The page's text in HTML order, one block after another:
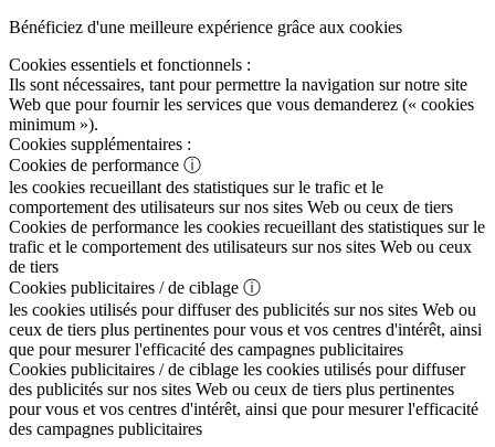
Bénéficiez d'une meilleure expérience grâce aux cookies
Cookies essentiels et fonctionnels :
Ils sont nécessaires, tant pour permettre la navigation sur notre site
Web que pour fournir les services que vous demanderez (« cookies
minimum »).
Cookies supplémentaires :
Cookies de performance ⓘ
les cookies recueillant des statistiques sur le trafic et le
comportement des utilisateurs sur nos sites Web ou ceux de tiers
Cookies de performance les cookies recueillant des statistiques sur le
trafic et le comportement des utilisateurs sur nos sites Web ou ceux
de tiers
Cookies publicitaires / de ciblage ⓘ
les cookies utilisés pour diffuser des publicités sur nos sites Web ou
ceux de tiers plus pertinentes pour vous et vos centres d'intérêt, ainsi
que pour mesurer l'efficacité des campagnes publicitaires
Cookies publicitaires / de ciblage les cookies utilisés pour diffuser
des publicités sur nos sites Web ou ceux de tiers plus pertinentes
pour vous et vos centres d'intérêt, ainsi que pour mesurer l'efficacité
des campagnes publicitaires